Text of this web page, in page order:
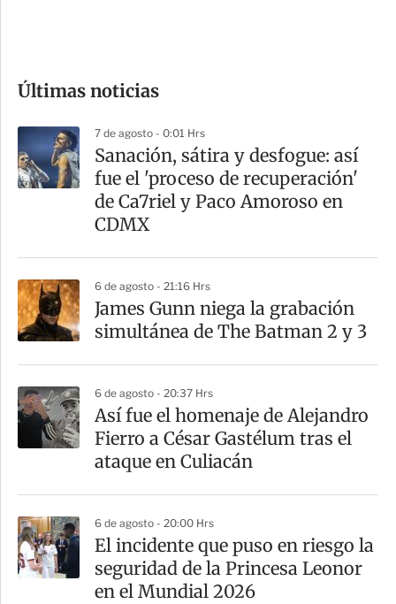
m
a
r
t
Últimas noticias
7 de agosto - 0:01 Hrs
Sanación, sátira y desfogue: así
fue el 'proceso de recuperación'
de Ca7riel y Paco Amoroso en
CDMX
6 de agosto - 21:16 Hrs
James Gunn niega la grabación
simultánea de The Batman 2 y 3
6 de agosto - 20:37 Hrs
Así fue el homenaje de Alejandro
Fierro a César Gastélum tras el
ataque en Culiacán
6 de agosto - 20:00 Hrs
El incidente que puso en riesgo la
seguridad de la Princesa Leonor
en el Mundial 2026